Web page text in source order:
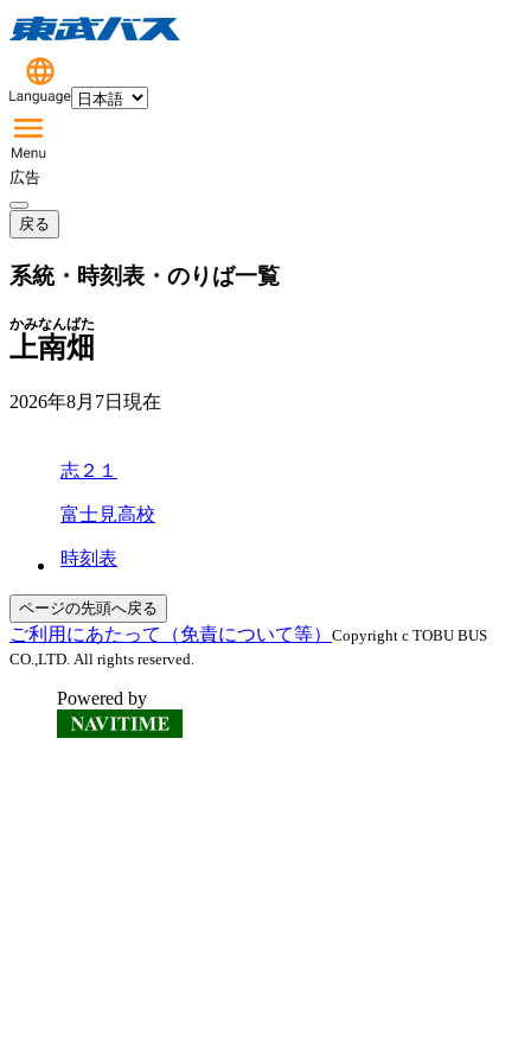
広告
戻る
系統・時刻表・のりば一覧
上南畑
かみなんばた
2026年8月7日 現在
志２１
富士見高校
時刻表
ページの先頭へ戻る
ご利用にあたって（免責について等） Copyright c TOBU BUS
CO.,LTD. All rights reserved.
Powered by